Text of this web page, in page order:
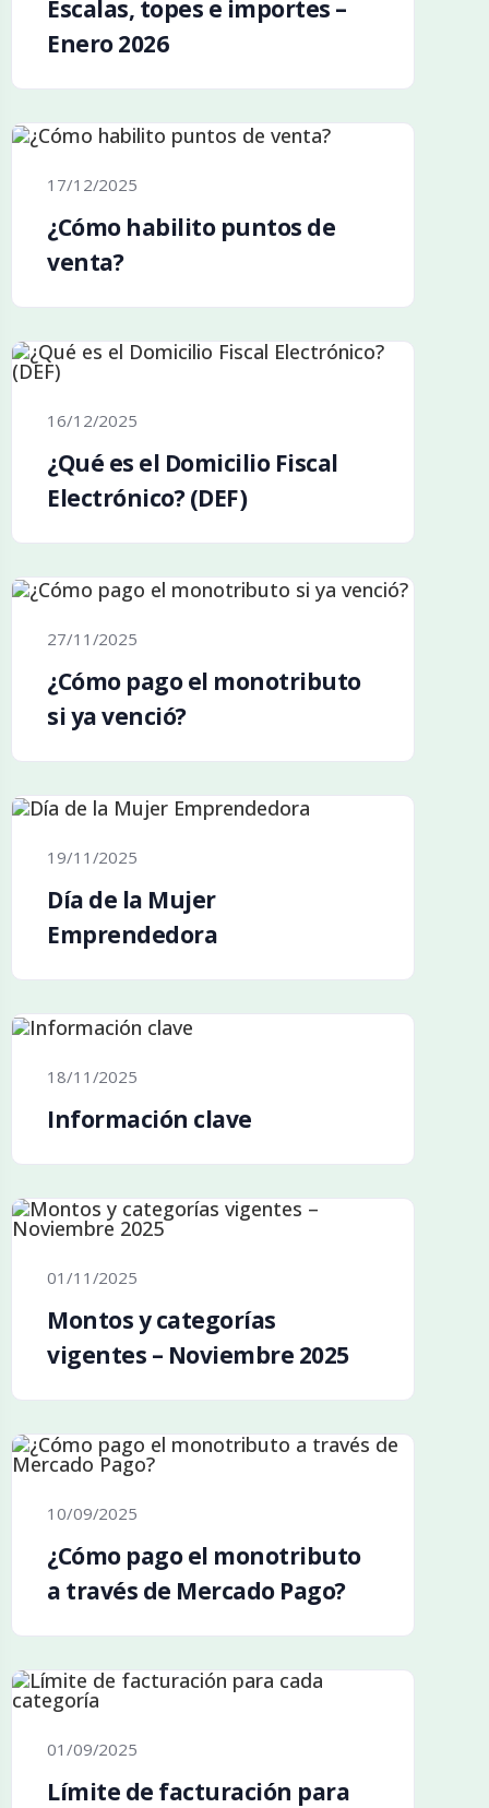
Escalas, topes e importes –
Enero 2026
17/12/2025
¿Cómo habilito puntos de
venta?
16/12/2025
¿Qué es el Domicilio Fiscal
Electrónico? (DEF)
27/11/2025
¿Cómo pago el monotributo
si ya venció?
19/11/2025
Día de la Mujer
Emprendedora
18/11/2025
Información clave
01/11/2025
Montos y categorías
vigentes – Noviembre 2025
10/09/2025
¿Cómo pago el monotributo
a través de Mercado Pago?
01/09/2025
Límite de facturación para